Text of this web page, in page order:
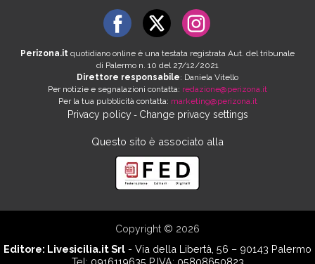
Perizona.it quotidiano online è una testata registrata Aut. del tribunale
di Palermo n. 10 del 27/12/2021
Direttore responsabile: Daniela Vitello
Per notizie e segnalazioni contatta: redazione@perizona.it
Per la tua pubblicità contatta: marketing@perizona.it
Privacy policy- Change privacy settings
Questo sito è associato alla
Copyright © 2026
Editore: Livesicilia.it Srl - Via della Libertà, 56 – 90143 Palermo
Tel: 0916119635 P.IVA: 05808650823